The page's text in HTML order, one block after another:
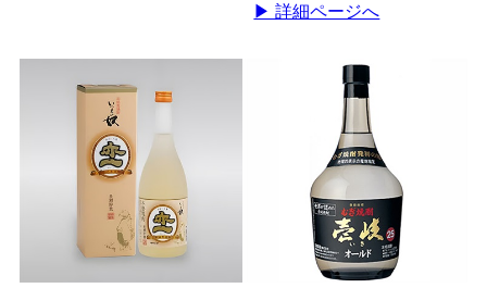
▶ 詳細ページへ